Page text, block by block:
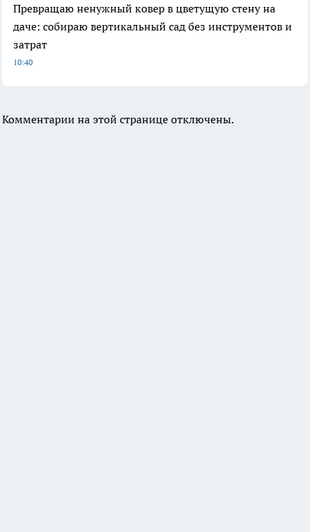
Превращаю ненужный ковер в цветущую стену на
даче: собираю вертикальный сад без инструментов и
затрат
10:40
Комментарии на этой странице отключены.